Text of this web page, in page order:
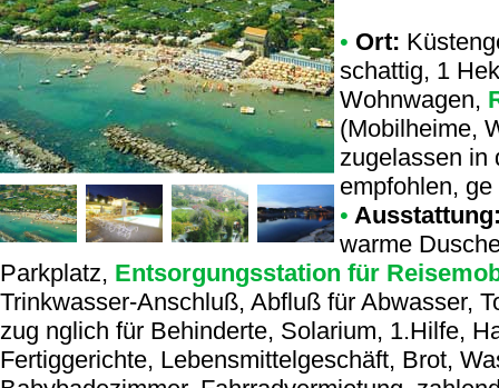
• Ort:
schattig, 1
Wohnwagen,
(Mobilheime,
zugelassen in
empfohlen,
•
warme
Parkplatz, Entsorgungsstation für
Trinkwasser-Anschluß, Abfluß für Abwasser,
zug nglich für Behinderte, Solarium, 1.Hilfe,
Fertiggerichte, Lebensmittelgeschäft, Brot,